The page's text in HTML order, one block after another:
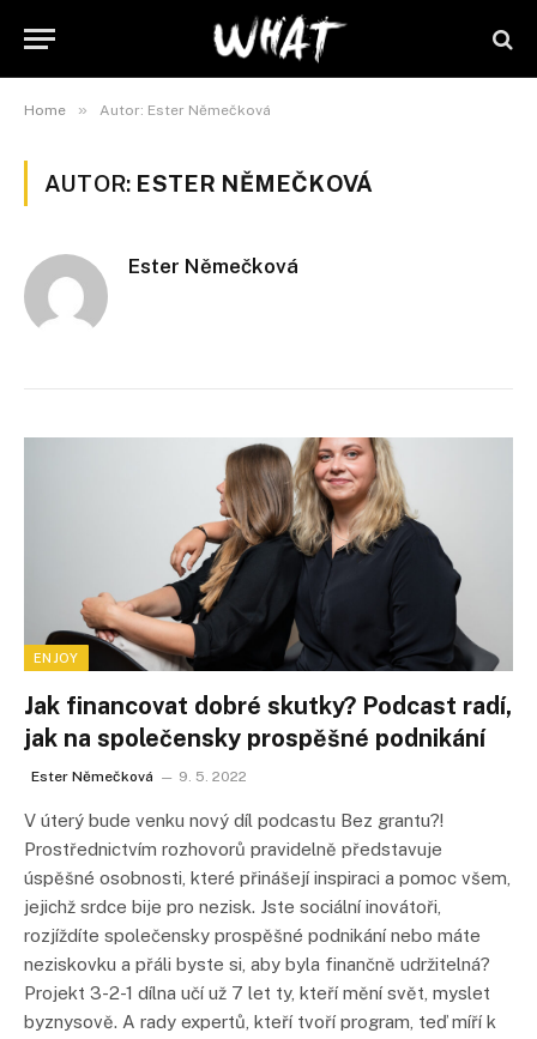
Home » Autor: Ester Němečková
AUTOR: ESTER NĚMEČKOVÁ
Ester Němečková
ENJOY
Jak financovat dobré skutky? Podcast radí,
jak na společensky prospěšné podnikání
Ester Němečková 9. 5. 2022
V úterý bude venku nový díl podcastu Bez grantu?!
Prostřednictvím rozhovorů pravidelně představuje
úspěšné osobnosti, které přinášejí inspiraci a pomoc všem,
jejichž srdce bije pro nezisk. Jste sociální inovátoři,
rozjíždíte společensky prospěšné podnikání nebo máte
neziskovku a přáli byste si, aby byla finančně udržitelná?
Projekt 3-2-1 dílna učí už 7 let ty, kteří mění svět, myslet
byznysově. A rady expertů, kteří tvoří program, teď míří k